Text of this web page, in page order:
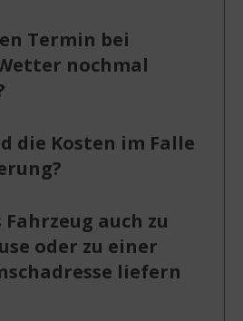
Termin bei
nochmal
die Kosten im Falle
auch zu
oder zu einer
liefern